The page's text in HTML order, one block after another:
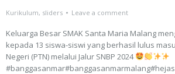
Kurikulum, sliders Leave a comment
Keluarga Besar SMAK Santa Maria Malang
kepada 13 siswa-siswi yang berhasil lulus
Negeri (PTN) melalui Jalur SNBP 2024